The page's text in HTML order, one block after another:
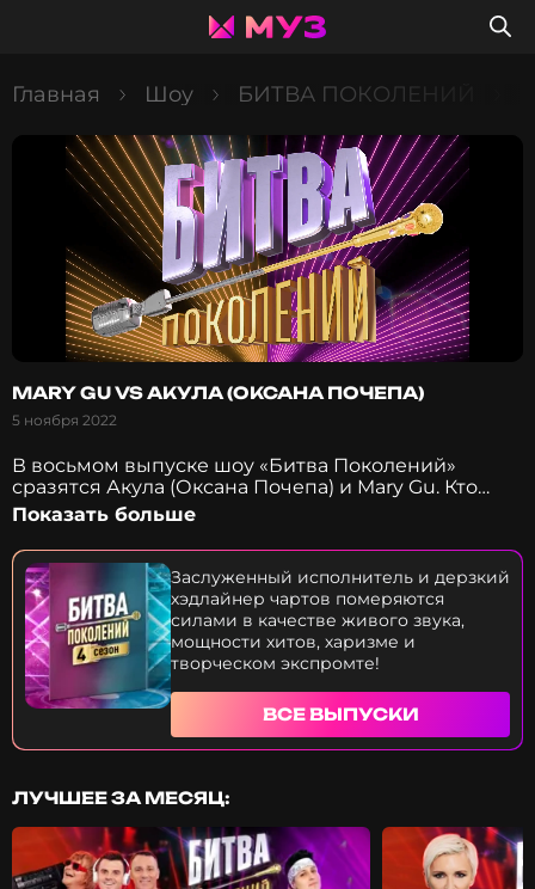
Главная Шоу БИТВА ПОКОЛЕНИЙ
MARY GU VS АКУЛА (ОКСАНА ПОЧЕПА)
5 ноября 2022
В восьмом выпуске шоу «Битва Поколений»
сразятся Акула (Оксана Почепа) и Mary Gu. Кто
сможет одержать победу? Как оценили Лариса
Долина, Виктор Дробыш, Катя IOWA, DAVA, Mia
Boyka, ST выступления исполнительниц? Это вы
узнаете прямо сейчас.
Показать больше
Заслуженный исполнитель и дерзкий
хэдлайнер чартов померяются
силами в качестве живого звука,
мощности хитов, харизме и
творческом экспромте!
ВСЕ ВЫПУСКИ
ЛУЧШЕЕ ЗА МЕСЯЦ: